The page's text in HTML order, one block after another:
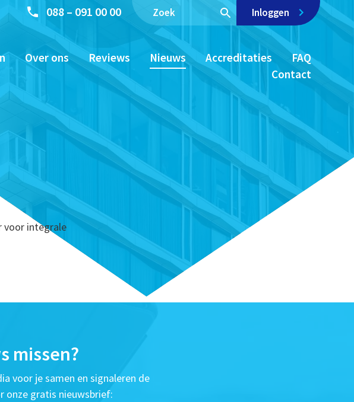
088 – 091 00 00 Inloggen
Over ons Reviews Nieuws Accreditaties
FAQ
Contact
voor integrale
missen?
voor je samen en signaleren de
onze gratis nieuwsbrief: